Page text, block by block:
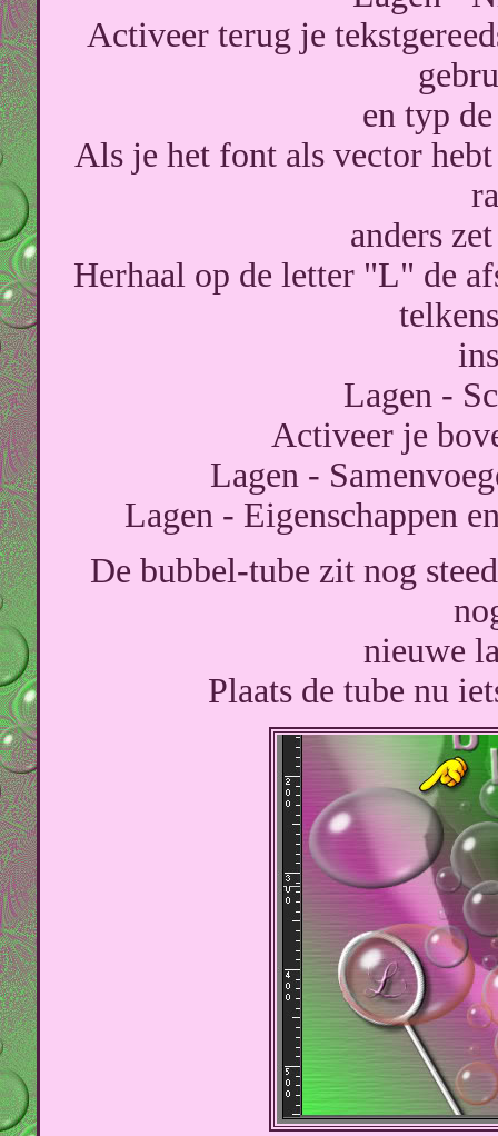
Activeer terug je
en typ
Als je het font als vector
anders
Herhaal op de letter "L" de
Lagen -
Activeer je
Lagen -
Lagen - Eigenschappen
De bubbel-tube zit nog
nieuwe
Plaats de tube nu